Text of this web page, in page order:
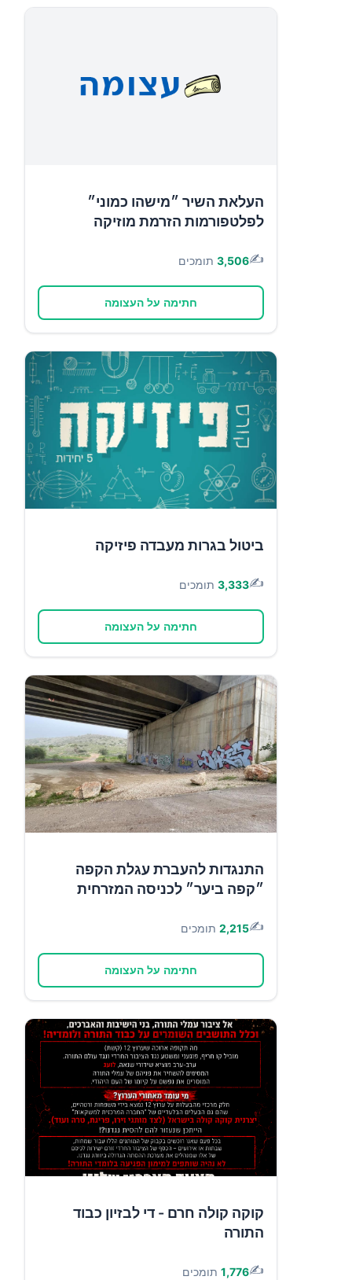
העלאת השיר ״מישהו כמוני״
לפלטפורמות הזרמת מוזיקה
✍️
3,506 תומכים
חתימה על העצומה
ביטול בגרות מעבדה פיזיקה
✍️
3,333 תומכים
חתימה על העצומה
התנגדות להעברת עגלת הקפה
״קפה ביער״ לכניסה המזרחית
✍️
2,215 תומכים
חתימה על העצומה
קוקה קולה חרם - די לבזיון כבוד
התורה
✍️
1,776 תומכים